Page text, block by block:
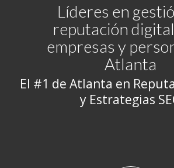
Líderes en
reputación
empresas y
Atlanta
El #1 de Atlanta en
y Estrategias